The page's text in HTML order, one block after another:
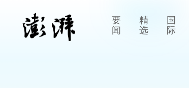
要
闻
精
选
国
际